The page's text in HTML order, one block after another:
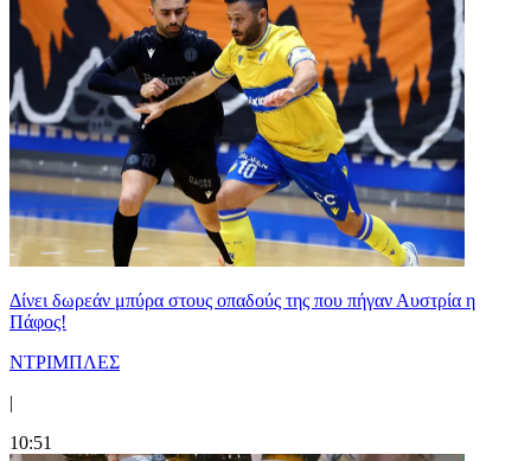
Δίνει δωρεάν μπύρα στους οπαδούς της που πήγαν Αυστρία η
Πάφος!
ΝΤΡΙΜΠΛΕΣ
|
10:51